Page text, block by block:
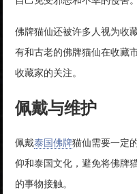
佛牌猫仙还被许多人视为收
有和古老的佛牌猫仙在收藏
收藏家的关注。
佩戴与维护
佩戴泰国佛牌猫仙需要一定
仰和泰国文化，避免将佛牌
的事物接触。